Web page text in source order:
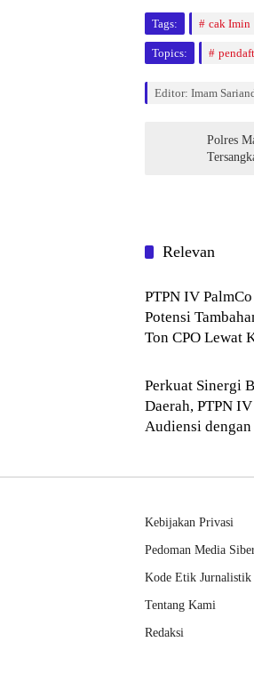
Tags: cak Imin
Topics:
Editor: Imam
Polres
Relevan
NASIONAL
PTPN IV
Potensi
Ton CPO Lewat
Perkuat Sinergi
Daerah, PTPN
Audiensi
Kebijakan Privasi
Pedoman Media
Kode Etik Jurnalistik
Tentang Kami
Redaksi